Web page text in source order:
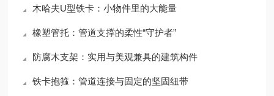
木哈夫U型铁卡：小物件里的大能量
橡塑管托：管道支撑的柔性“守护者”
防腐木支架：实用与美观兼具的建筑构件
铁卡抱箍：管道连接与固定的坚固纽带